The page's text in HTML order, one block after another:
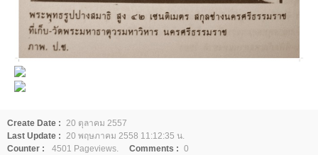
Create Date : 20 ตุลาคม 2557
Last Update : 20 พฤษภาคม 2558 11:12:35 น.
Counter :
4501 Pageviews. Comments : 0